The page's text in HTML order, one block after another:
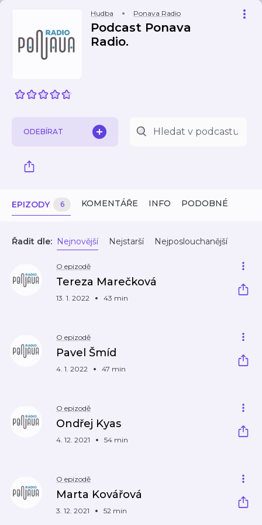
Hudba Ponava Radio
Podcast Ponava
Radio.
ODEBÍRAT
EPIZODY 6 KOMENTÁŘE INFO PODOBNÉ
Řadit dle: Nejnovější Nejstarší Nejposlouchanější
O epizodě
Tereza Marečková
13. 1. 2022 43 min
O epizodě
Pavel Šmíd
4. 1. 2022 47 min
O epizodě
Ondřej Kyas
4. 12. 2021 54 min
O epizodě
Marta Kovářová
3. 12. 2021 52 min